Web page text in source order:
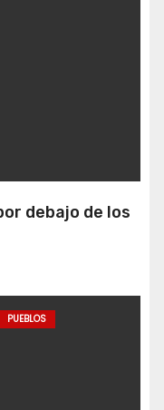
debajo de los
PUEBLOS